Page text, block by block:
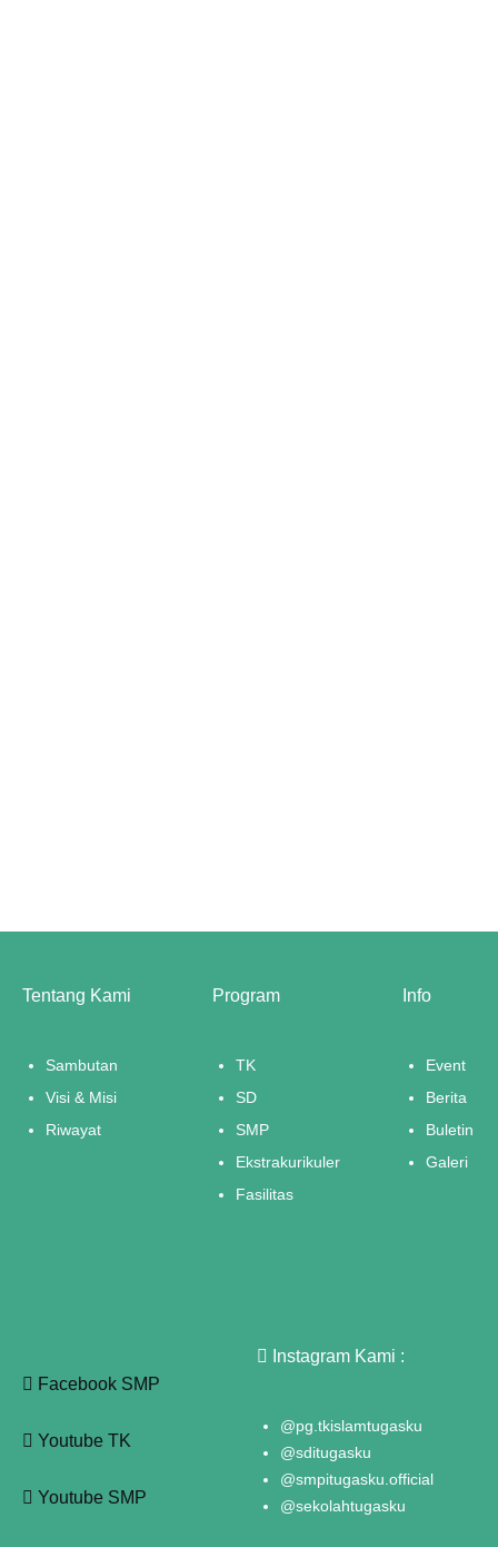
Tentang Kami
Sambutan
Visi & Misi
Riwayat
Program
TK
SD
SMP
Ekstrakurikuler
Fasilitas
Info
Event
Berita
Buletin
Galeri
Facebook SMP
Youtube TK
Youtube SMP
Instagram Kami :
@pg.tkislamtugasku
@sditugasku
@smpitugasku.official
@sekolahtugasku